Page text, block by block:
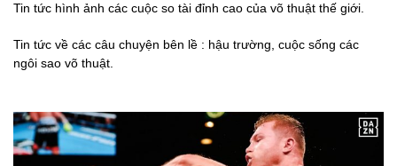
Tin tức hình ảnh các cuộc so tài đỉnh cao của võ thuật thế giới.
Tin tức về các câu chuyện bên lề : hậu trường, cuộc sống các
ngôi sao võ thuật.